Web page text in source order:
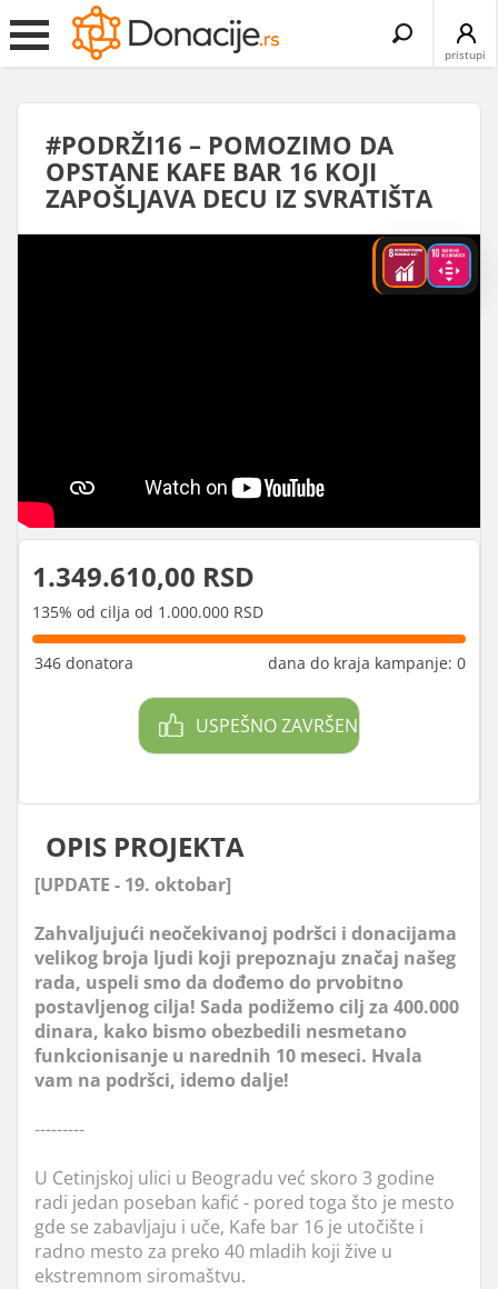
pristupi
Search
#PODRŽI16 – POMOZIMO DA
OPSTANE KAFE BAR 16 KOJI
ZAPOŠLJAVA DECU IZ SVRATIŠTA
1.349.610,00 RSD
135% od cilja od 1.000.000 RSD
346 donatora dana do kraja kampanje: 0
USPEŠNO ZAVRŠEN
OPIS PROJEKTA
[UPDATE - 19. oktobar]
Zahvaljujući neočekivanoj podršci i donacijama
velikog broja ljudi koji prepoznaju značaj našeg
rada, uspeli smo da dođemo do prvobitno
postavljenog cilja! Sada podižemo cilj za 400.000
dinara, kako bismo obezbedili nesmetano
funkcionisanje u narednih 10 meseci. Hvala
vam na podršci, idemo dalje!
---------
U Cetinjskoj ulici u Beogradu već skoro 3 godine
radi jedan poseban kafić - pored toga što je mesto
gde se zabavljaju i uče, Kafe bar 16 je utočište i
radno mesto za preko 40 mladih koji žive u
ekstremnom siromaštvu.